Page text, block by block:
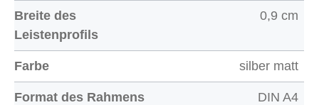
Breite des
Leistenprofils
0,9 cm
Farbe silber matt
Format des Rahmens DIN A4